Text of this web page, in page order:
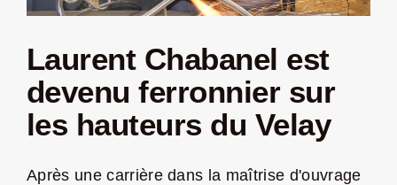
Nouveau Magazine EnVelay
Jeu concours – Gagnez votre bûche de Noël 2025
Laurent Chabanel est
devenu ferronnier sur
les hauteurs du Velay
Après une carrière dans la maîtrise d'ouvrage